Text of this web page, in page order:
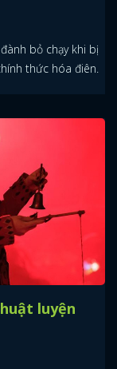
bỏ chạy khi bị
thức hóa điên.
luyện